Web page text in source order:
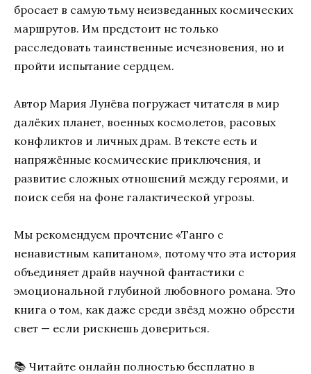
бросает в самую тьму неизведанных космических
маршрутов. Им предстоит не только
расследовать таинственные исчезновения, но и
пройти испытание сердцем.
Автор Мария Лунёва погружает читателя в мир
далёких планет, военных космолетов, расовых
конфликтов и личных драм. В тексте есть и
напряжённые космические приключения, и
развитие сложных отношений между героями, и
поиск себя на фоне галактической угрозы.
Мы рекомендуем прочтение «Танго с
ненавистным капитаном», потому что эта история
объединяет драйв научной фантастики с
эмоциональной глубиной любовного романа. Это
книга о том, как даже среди звёзд можно обрести
свет — если рискнешь довериться.
📚 Читайте онлайн полностью бесплатно в